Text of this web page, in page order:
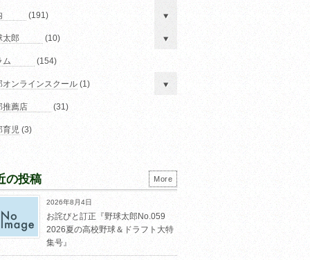
(191)
太郎 (10)
ム (154)
オンラインスクール (1)
推薦店 (31)
育児 (3)
の投稿
2026年8月4日
お詫びと訂正『野球太郎No.059
2026夏の高校野球＆ドラフト大特
集号』
More